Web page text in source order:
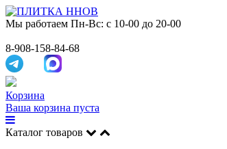
Мы работаем Пн-Вс: с 10-00 до 20-00
8-908-158-84-68
Корзина
Ваша корзина пуста
Каталог товаров